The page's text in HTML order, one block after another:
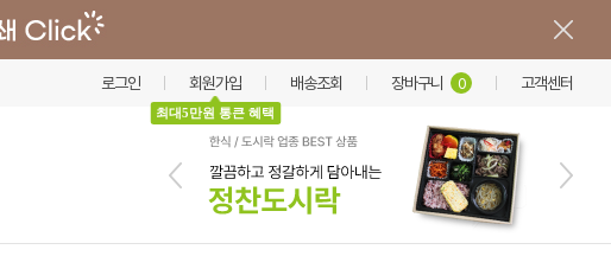
로그인 회원가입
최대5만원 통큰 혜택
배송조회 장바구니 0 고객센터